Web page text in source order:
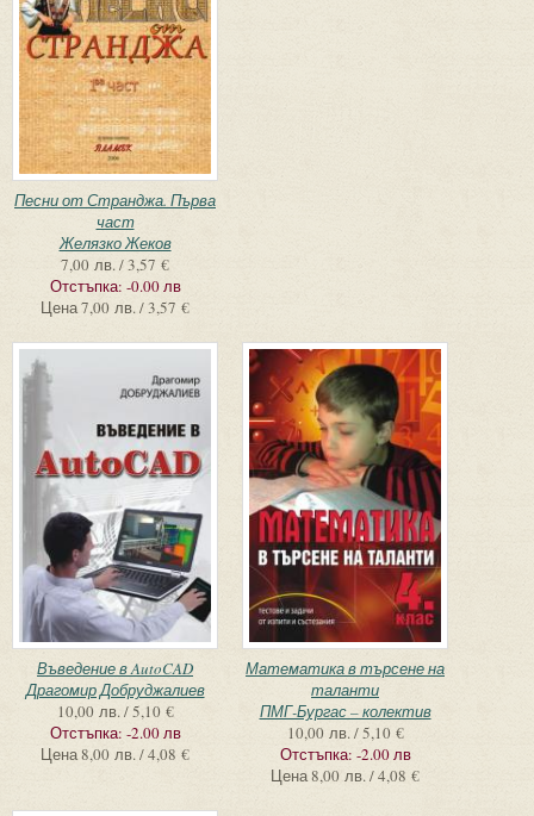
Песни от Странджа. Първа
част
Желязко Жеков
7,00 лв. / 3,57 €
Отстъпка: -0.00 лв
Цена7,00 лв. / 3,57 €
Въведение в AutoCAD
Драгомир Добруджалиев
10,00 лв. / 5,10 €
Отстъпка: -2.00 лв
Цена8,00 лв. / 4,08 €
Математика в търсене на
таланти
ПМГ-Бургас – колектив
10,00 лв. / 5,10 €
Отстъпка: -2.00 лв
Цена8,00 лв. / 4,08 €